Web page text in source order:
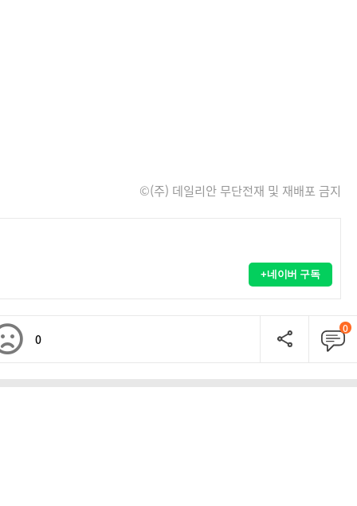
©(주) 데일리안 무단전재 및 재배포 금지
+네이버 구독
0
0